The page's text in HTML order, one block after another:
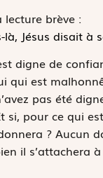
lecture brève :
là, Jésus disait à
digne de
qui est
pas été
si, pour ce qui
? Aucun
il s’attachera